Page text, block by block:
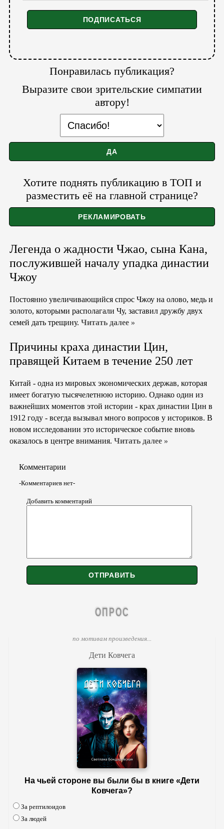
Понравилась публикация?
Выразите свои зрительские симпатии
автору!
Хотите поднять публикацию в ТОП и
разместить её на главной странице?
Легенда о жадности Чжао, сына Кана,
послужившей началу упадка династии
Чжоу
Постоянно увеличивающийся спрос Чжоу на олово, медь и
золото, которыми располагали Чу, заставил дружбу двух
семей дать трещину. Читать далее »
Причины краха династии Цин,
правящей Китаем в течение 250 лет
Китай - одна из мировых экономических держав, которая
имеет богатую тысячелетнюю историю. Однако один из
важнейших моментов этой истории - крах династии Цин в
1912 году - всегда вызывал много вопросов у историков. В
новом исследовании это историческое событие вновь
оказалось в центре внимания. Читать далее »
Комментарии
-Комментариев нет-
Добавить комментарий
ОПРОС
по мотивам произведения...
Дети Ковчега
На чьей стороне вы были бы в книге «Дети
Ковчега»?
За рептилоидов
За людей